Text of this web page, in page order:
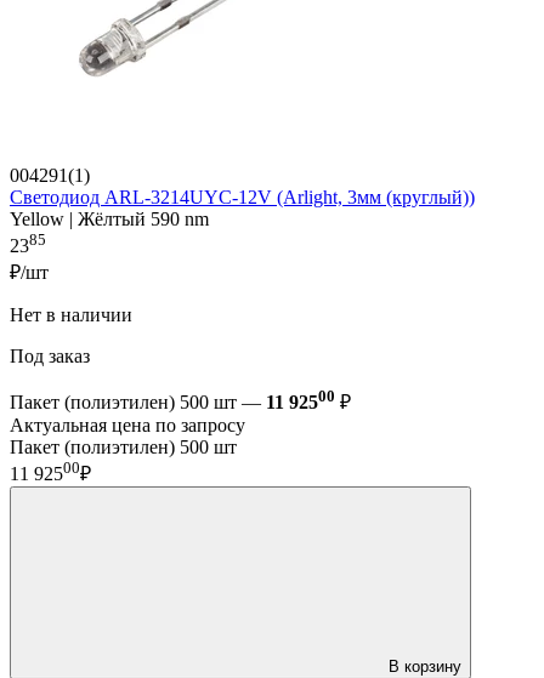
004291(1)
Светодиод ARL-3214UYC-12V (Arlight, 3мм (круглый))
Yellow | Жёлтый 590 nm
2385
₽/шт
Нет в наличии
Под заказ
Пакет (полиэтилен) 500 шт — 11 92500 ₽
Актуальная цена по запросу
Пакет (полиэтилен) 500 шт
11 92500₽
В корзину